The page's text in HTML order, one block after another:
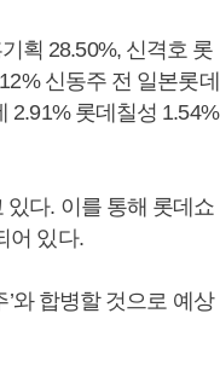
획 28.50%, 신격호 롯
신동주 전 일본롯데
2.91% 롯데칠성 1.54%
있다. 이를 통해 롯데쇼
어 있다.
와 합병할 것으로 예상